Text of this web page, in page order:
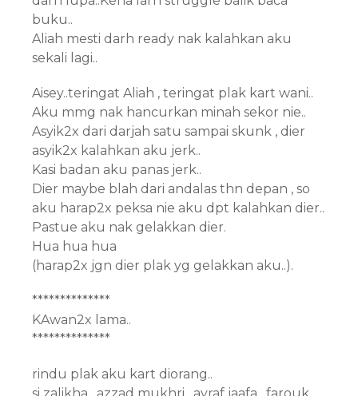
buku..
Aliah mesti darh ready nak kalahkan aku
sekali lagi..
Aisey..teringat Aliah , teringat plak kart wani..
Aku mmg nak hancurkan minah sekor nie..
Asyik2x dari darjah satu sampai skunk , dier
asyik2x kalahkan aku jerk..
Kasi badan aku panas jerk..
Dier maybe blah dari andalas thn depan , so
aku harap2x peksa nie aku dpt kalahkan dier..
Pastue aku nak gelakkan dier.
Hua hua hua
(harap2x jgn dier plak yg gelakkan aku..).
**************
KAwan2x lama..
**************
rindu plak aku kart diorang..